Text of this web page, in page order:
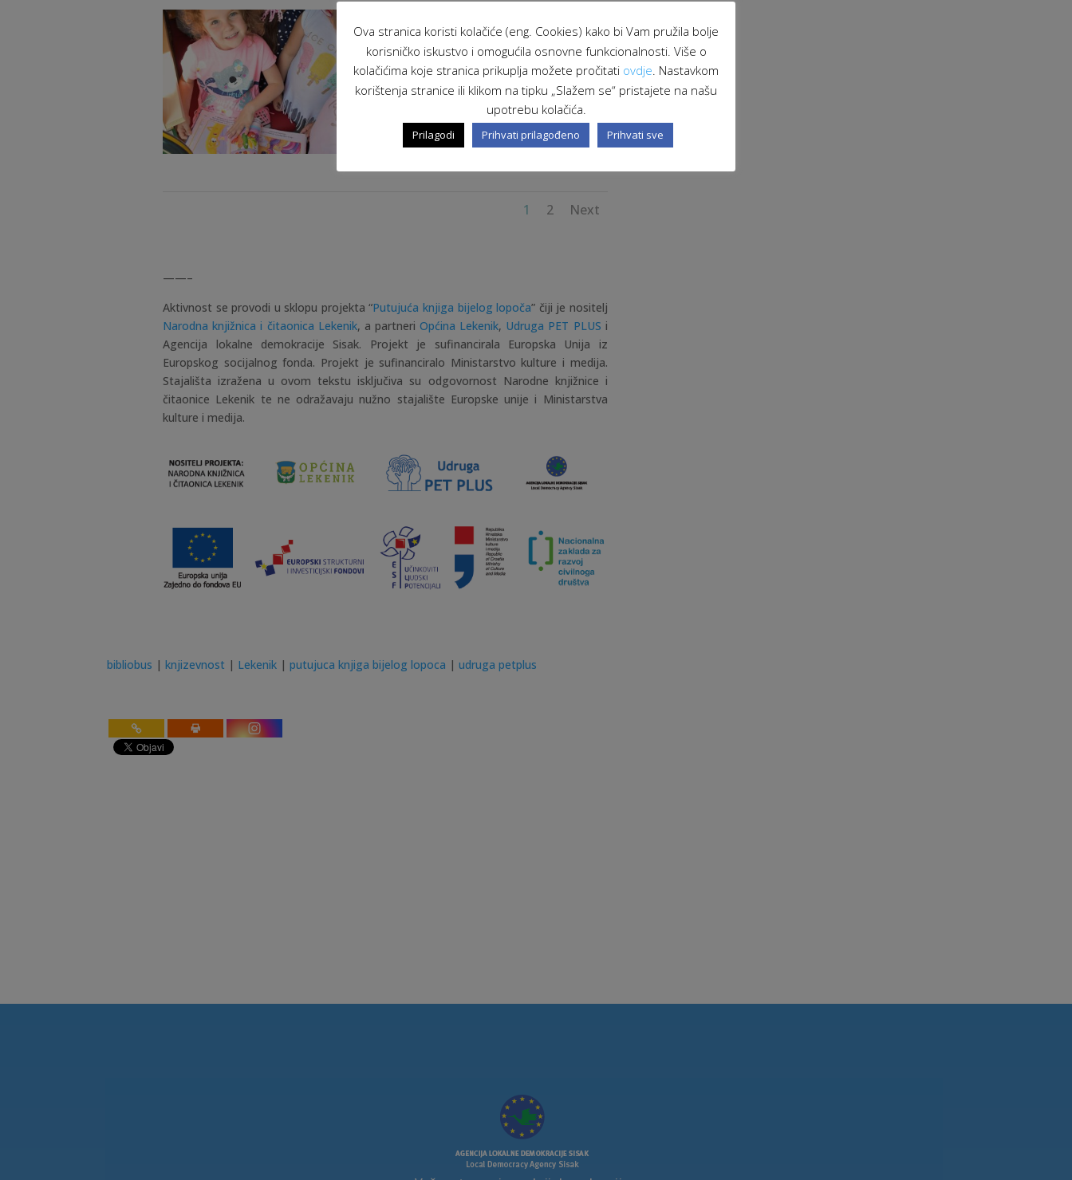
1 2 Next
——–
Aktivnost se provodi u sklopu projekta “Putujuća knjiga bijelog lopoča” čiji je nositelj
Narodna knjižnica i čitaonica Lekenik, a partneriOpćina Lekenik, Udruga PET PLUS i
Agencija lokalne demokracije Sisak. Projekt je sufinancirala Europska Unija iz
Europskog socijalnog fonda. Projekt je sufinanciralo Ministarstvo kulture i medija.
Stajališta izražena u ovom tekstu isključiva su odgovornost Narodne knjižnice i
čitaonice Lekenik te ne odražavaju nužno stajalište Europske unije i Ministarstva
kulture i medija.
bibliobus |knjizevnost | Lekenik |putujuca knjiga bijelog lopoca |udruga petplus
Ova stranica koristi kolačiće (eng. Cookies) kako bi Vam pružila bolje
korisničko iskustvo i omogućila osnovne funkcionalnosti. Više o
kolačićima koje stranica prikuplja možete pročitati ovdje. Nastavkom
korištenja stranice ili klikom na tipku „Slažem se“ pristajete na našu
upotrebu kolačića.
Prilagodi Prihvati prilagođeno Prihvati sve